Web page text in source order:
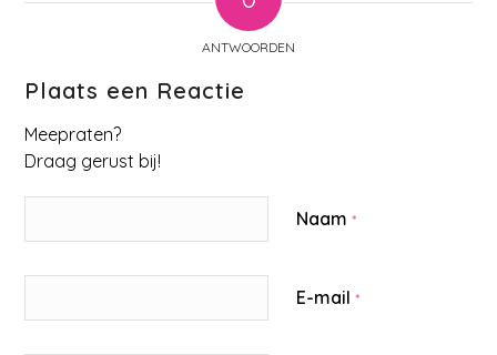
ANTWOORDEN
Plaats een Reactie
Meepraten?
Draag gerust bij!
Naam*
E-mail*